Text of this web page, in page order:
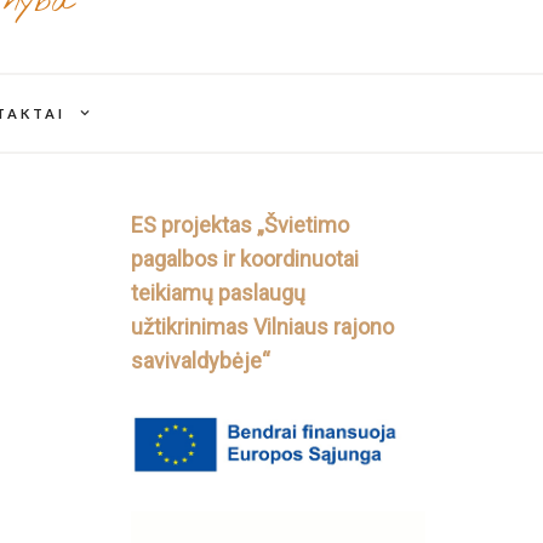
child
ES projektas „Švietimo
pagalbos ir koordinuotai
teikiamų paslaugų
užtikrinimas Vilniaus rajono
savivaldybėje“